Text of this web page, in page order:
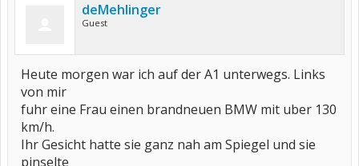
deMehlinger
Guest
Heute morgen war ich auf der A1 unterwegs. Links
von mir
fuhr eine Frau einen brandneuen BMW mit uber 130
km/h.
Ihr Gesicht hatte sie ganz nah am Spiegel und sie
pinselte